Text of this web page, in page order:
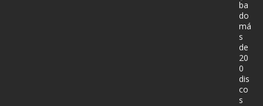
ba
do
má
s
de
20
0
dis
co
s